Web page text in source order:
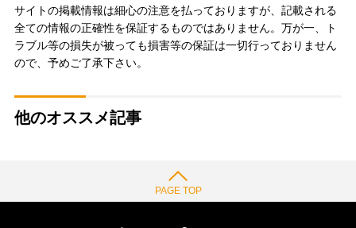
サイトの掲載情報は細心の注意を払っておりますが、記載される
全ての情報の正確性を保証するものではありません。万が一、ト
ラブル等の損失が被っても損害等の保証は一切行っておりません
ので、予めご了承下さい。
他のオススメ記事
PAGE TOP